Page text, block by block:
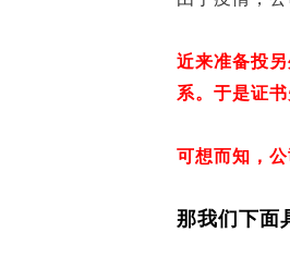
近来准备投
系。于是证
可想而知，
那我们下面